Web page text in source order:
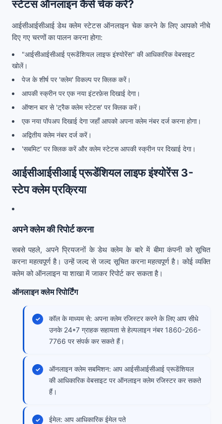
स्टेटस ऑनलाइन कैसे चेक करें?
आईसीआईसीआई डेथ क्लेम स्टेटस ऑनलाइन चेक करने के लिए आपको नीचे
दिए गए चरणों का पालन करना होगा:
"आईसीआईसीआई प्रूडेंशियल लाइफ इंश्योरेंस" की आधिकारिक वेबसाइट
खोलें।
पेज के शीर्ष पर 'क्लेम' विकल्प पर क्लिक करें।
आपकी स्क्रीन पर एक नया इंटरफ़ेस दिखाई देगा।
ऑप्शन बार से 'ट्रैक क्लेम स्टेटस' पर क्लिक करें।
एक नया पॉपअप दिखाई देगा जहाँ आपको अपना क्लेम नंबर दर्ज करना होगा।
अद्वितीय क्लेम नंबर दर्ज करें।
'सबमिट' पर क्लिक करें और क्लेम स्टेटस आपकी स्क्रीन पर दिखाई देगा।
आईसीआईसीआई प्रूडेंशियल लाइफ इंश्योरेंस 3-
स्टेप क्लेम प्रक्रिया
अपने क्लेम की रिपोर्ट करना
सबसे पहले, अपने प्रियजनों के डेथ क्लेम के बारे में बीमा कंपनी को सूचित
करना महत्वपूर्ण है। उन्हें जल्द से जल्द सूचित करना महत्वपूर्ण है। कोई व्यक्ति
क्लेम को ऑनलाइन या शाखा में जाकर रिपोर्ट कर सकता है।
ऑनलाइन क्लेम रिपोर्टिंग
कॉल के माध्यम से: अपना क्लेम रजिस्टर करने के लिए आप सीधे
उनके 24*7 ग्राहक सहायता से हेल्पलाइन नंबर 1860-266-
7766 पर संपर्क कर सकते हैं।
ऑनलाइन क्लेम सबमिशन: आप आईसीआईसीआई प्रूडेंशियल
की आधिकारिक वेबसाइट पर ऑनलाइन क्लेम रजिस्टर कर सकते
हैं।
ईमेल: आप आधिकारिक ईमेल पते